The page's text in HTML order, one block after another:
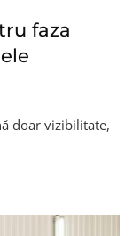
faza
doar vizibilitate,